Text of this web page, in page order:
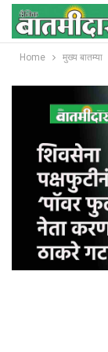
Home मुख्य बातम्या